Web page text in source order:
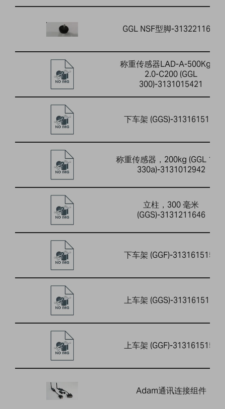
GGL NSF型脚-3132211697
称重传感器LAD-A-500Kg-G-
2.0-C200 (GGL
300)-3131015421
下车架 (GGS)-3131615154
称重传感器，200kg (GGL 150
330a)-3131012942
立柱，300 毫米
(GGS)-3131211646
下车架 (GGF)-3131615157
上车架 (GGS)-3131615153
上车架 (GGF)-3131615156
Adam通讯连接组件